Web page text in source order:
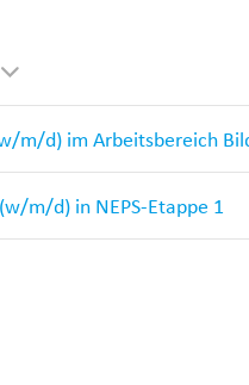
m/d) im Arbeitsbereich
m/d) in NEPS-Etappe 1